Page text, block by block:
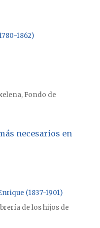
1862)
Fondo de
necesarios en
(1837-1901)
de los hijos de